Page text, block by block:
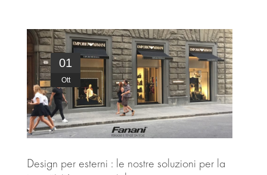
01
Ott
Design per esterni : le nostre soluzioni per la